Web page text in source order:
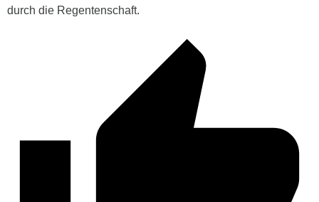
durch die Regentenschaft.